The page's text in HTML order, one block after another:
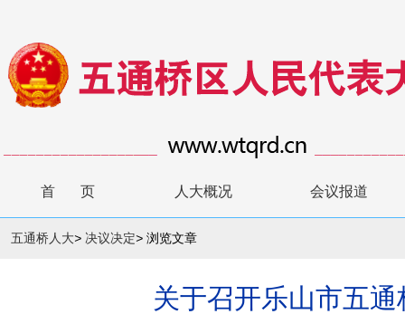
首 页 人大概况 会议报道
五通桥人大> 决议决定> 浏览文章
关于召开乐山市五